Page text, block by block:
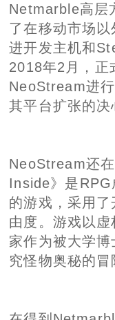
Netmarble高层
了在移动市场
进开发主机和
2018年2月，正
NeoStream进
其平台扩张的决
NeoStream还
Inside》是RPG
的游戏，采用
由度。游戏以
家作为被大学
究怪物奥秘的冒